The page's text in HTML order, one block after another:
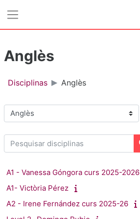
Anglès
Disciplinas Anglès
Categorias de disciplinas
Pesquisar disciplinas
A1 - Vanessa Góngora curs 2025-2026
A1- Victòria Pérez
A2 - Irene Fernández curs 2025-26